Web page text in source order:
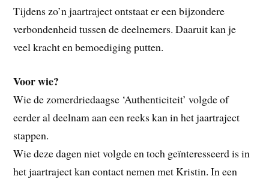
Tijdens zo’n jaartraject ontstaat er een bijzondere
verbondenheid tussen de deelnemers. Daaruit kan je
veel kracht en bemoediging putten.
Voor wie?
Wie de zomerdriedaagse ‘Authenticiteit’ volgde of
eerder al deelnam aan een reeks kan in het jaartraject
stappen.
Wie deze dagen niet volgde en toch geïnteresseerd is in
het jaartraject kan contact nemen met Kristin. In een